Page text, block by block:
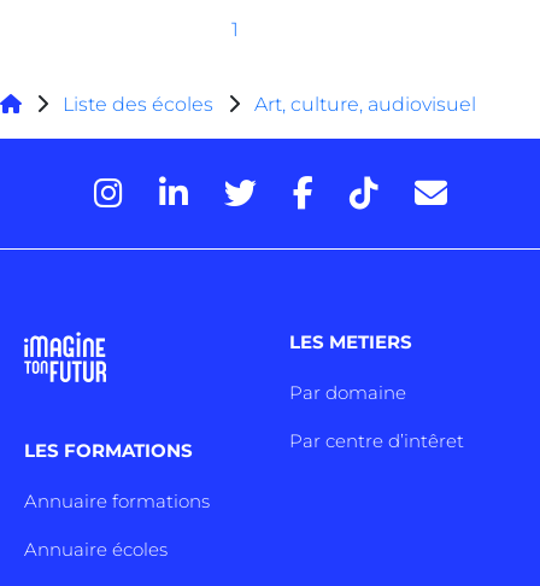
1
Liste des écoles Art, culture, audiovisuel
LES FORMATIONS
Annuaire formations
Annuaire écoles
LES METIERS
Par domaine
Par centre d’intêret